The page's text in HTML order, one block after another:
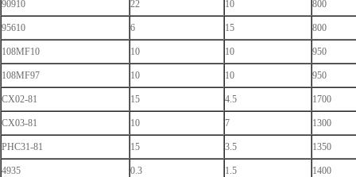
90910 22 10 800
95610 6 15 800
108MF10 10 10 950
108MF97 10 10 950
CX02-81 15 4.5 1700
CX03-81 10 7 1300
PHC31-81 15 3.5 1350
4935 0.3 1.5 1400